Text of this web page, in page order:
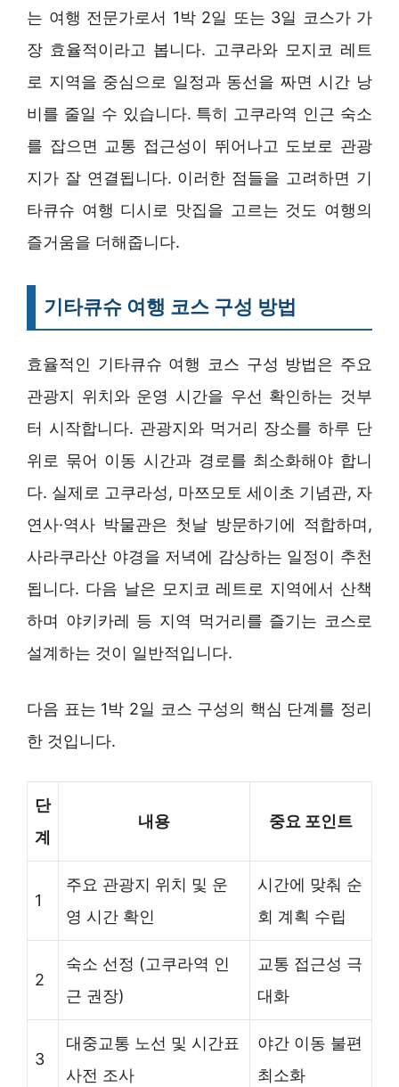
는 여행 전문가로서 1박 2일 또는 3일 코스가 가
장 효율적이라고 봅니다. 고쿠라와 모지코 레트
로 지역을 중심으로 일정과 동선을 짜면 시간 낭
비를 줄일 수 있습니다. 특히 고쿠라역 인근 숙소
를 잡으면 교통 접근성이 뛰어나고 도보로 관광
지가 잘 연결됩니다. 이러한 점들을 고려하면 기
타큐슈 여행 디시로 맛집을 고르는 것도 여행의
즐거움을 더해줍니다.
기타큐슈 여행 코스 구성 방법
효율적인 기타큐슈 여행 코스 구성 방법은 주요
관광지 위치와 운영 시간을 우선 확인하는 것부
터 시작합니다. 관광지와 먹거리 장소를 하루 단
위로 묶어 이동 시간과 경로를 최소화해야 합니
다. 실제로 고쿠라성, 마쯔모토 세이초 기념관, 자
연사·역사 박물관은 첫날 방문하기에 적합하며,
사라쿠라산 야경을 저녁에 감상하는 일정이 추천
됩니다. 다음 날은 모지코 레트로 지역에서 산책
하며 야키카레 등 지역 먹거리를 즐기는 코스로
설계하는 것이 일반적입니다.
다음 표는 1박 2일 코스 구성의 핵심 단계를 정리
한 것입니다.
단
계
내용 중요 포인트
1
주요 관광지 위치 및 운
영 시간 확인
시간에 맞춰 순
회 계획 수립
2
숙소 선정 (고쿠라역 인
근 권장)
교통 접근성 극
대화
3
대중교통 노선 및 시간표
사전 조사
야간 이동 불편
최소화